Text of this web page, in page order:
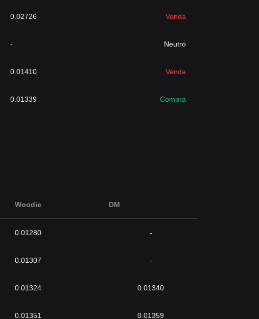
0.02726 Venda
- Neutro
0.01410 Venda
0.01339 Compra
Woodie DM
0.01280 -
0.01307 -
0.01324 0.01340
0.01351 0.01359